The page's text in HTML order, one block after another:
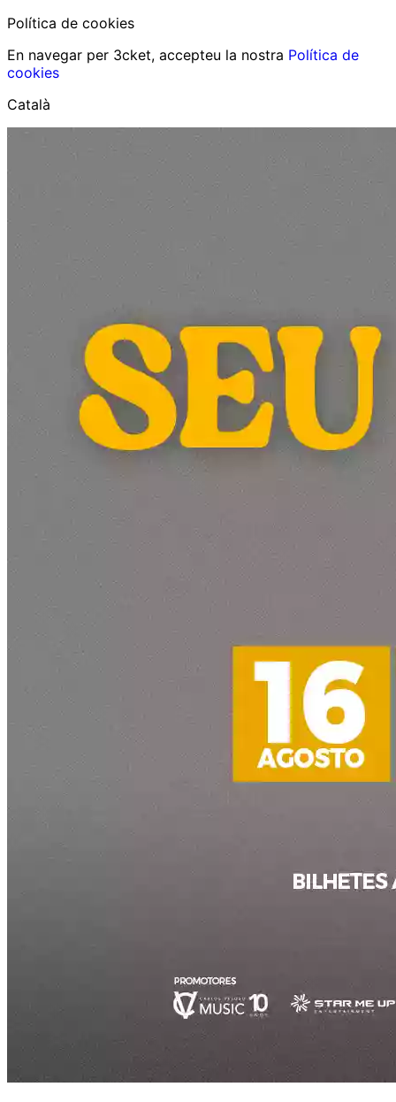
Política de cookies
En navegar per 3cket, accepteu la nostra Política de
cookies
Català